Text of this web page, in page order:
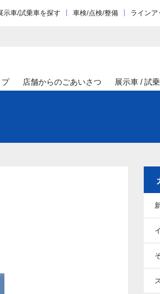
示車/試乗車を探す 車検/点検/整備 ラインア
プ 店舗からのごあいさつ 展示車 / 試